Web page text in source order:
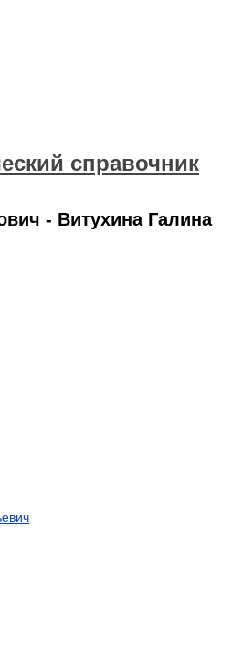
справочник
- Витухина Галина